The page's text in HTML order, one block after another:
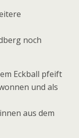
noch
Eckball pfeift
und als
aus dem